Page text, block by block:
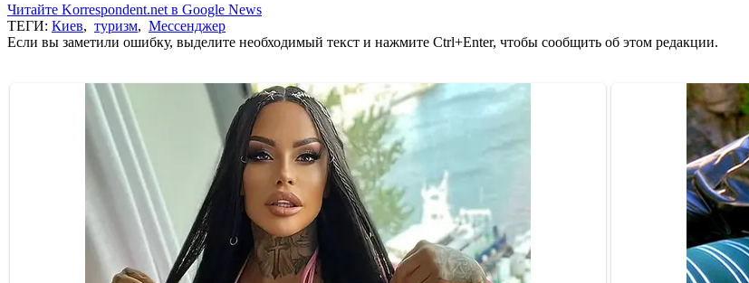
Читайте Korrespondent.net в Google News
ТЕГИ: Киев, туризм, Мессенджер
Если вы заметили ошибку, выделите необходимый текст и нажмите Ctrl+Enter, чтобы сообщить об этом редакции.